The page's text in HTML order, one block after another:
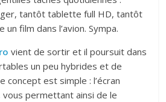
tantôt tablette full HD, tantôt
film dans l’avion. Sympa.
vient de sortir et il poursuit dans
un peu hybrides et de
concept est simple : l’écran
vous permettant ainsi de le